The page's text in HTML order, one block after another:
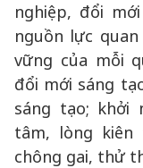
nghiệp, đổi
nguồn lực
vững của mỗi
đổi mới sáng
sáng tạo; khởi
tâm, lòng
chông gai, thử